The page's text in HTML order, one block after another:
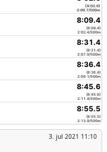
(8:02.6)
2:00.7/500m
8:09.4
(8:09.4)
2:02.4/500m
8:31.4
(8:31.4)
2:07.9/500m
8:36.4
(8:36.4)
2:09.1/500m
8:45.6
(8:45.6)
2:11.4/500m
8:55.5
(8:55.5)
2:13.9/500m
3. jul 2021 11:10